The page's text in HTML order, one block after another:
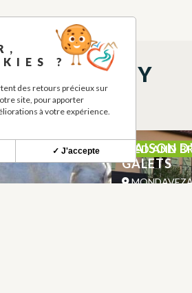
SEE NEARBY
BED AND
MAISON
GALETS
?
des retours précieux sur
site, pour apporter
à votre expérience.
✓ J'accepte